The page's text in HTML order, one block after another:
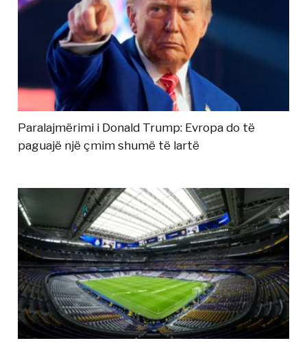
Paralajmërimi i Donald Trump: Evropa do të
paguajë një çmim shumë të lartë